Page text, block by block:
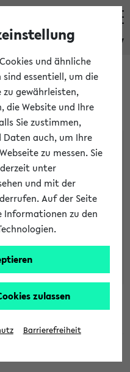
eKVV
und ähnliche
sind essentiell, um die
gewährleisten,
die Website und Ihre
Sie zustimmen,
Daten auch, um Ihre
zu messen. Sie
unter
und mit der
Auf der Seite
Informationen zu den
zulassen
Barrierefreiheit